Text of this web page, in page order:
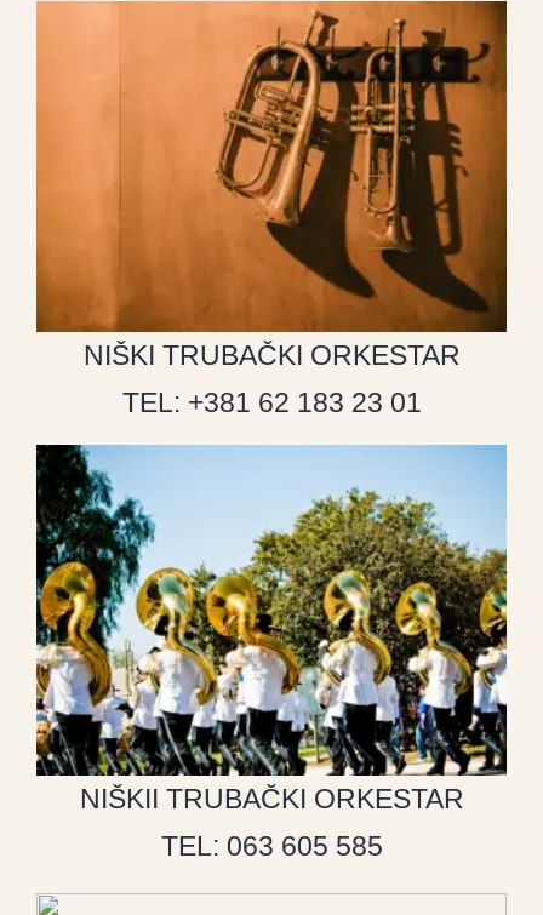
NIŠKI TRUBAČKI ORKESTAR
TEL: +381 62 183 23 01
NIŠKII TRUBAČKI ORKESTAR
TEL: 063 605 585